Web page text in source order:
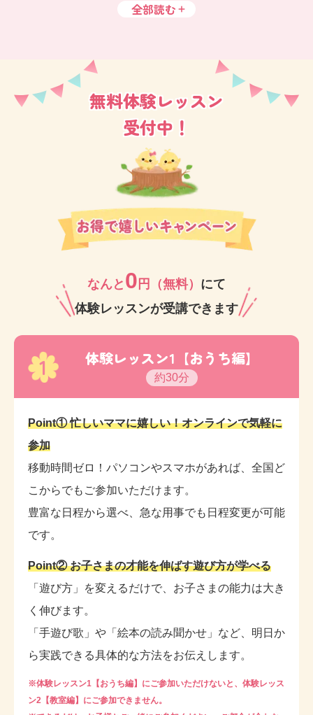
全部読む
無料体験レッスン
受付中！
なんと 0 円（無料） にて
体験レッスンが受講できます
1 体験レッスン1【おうち編】
約30分
Point① 忙しいママに嬉しい！オンラインで気軽に
参加
移動時間ゼロ！パソコンやスマホがあれば、全国ど
こからでもご参加いただけます。
豊富な日程から選べ、急な用事でも日程変更が可能
です。
Point② お子さまの才能を伸ばす遊び方が学べる
「遊び方」を変えるだけで、お子さまの能力は大き
く伸びます。
「手遊び歌」や「絵本の読み聞かせ」など、明日か
ら実践できる具体的な方法をお伝えします。
※体験レッスン1【おうち編】にご参加いただけないと、体験レッス
ン2【教室編】にご参加できません。